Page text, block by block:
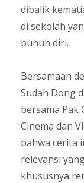
dibalik
di sekolah
bunuh diri.
Bersamaan
Sudah Dong
bersama Pak
Cinema dan
bahwa cerita
relevansi
khususnya